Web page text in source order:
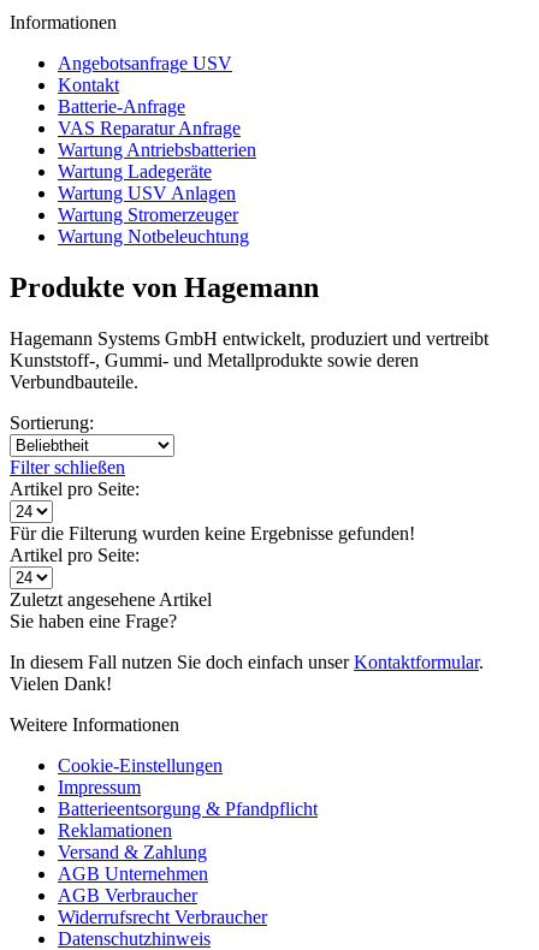
Informationen
Angebotsanfrage USV
Kontakt
Batterie-Anfrage
VAS Reparatur Anfrage
Wartung Antriebsbatterien
Wartung Ladegeräte
Wartung USV Anlagen
Wartung Stromerzeuger
Wartung Notbeleuchtung
Produkte von Hagemann
Hagemann Systems GmbH entwickelt, produziert und vertreibt
Kunststoff-, Gummi- und Metallprodukte sowie deren
Verbundbauteile.
Sortierung:
Filter schließen
Artikel pro Seite:
Für die Filterung wurden keine Ergebnisse gefunden!
Artikel pro Seite:
Zuletzt angesehene Artikel
Sie haben eine Frage?
In diesem Fall nutzen Sie doch einfach unserKontaktformular.
Vielen Dank!
Weitere Informationen
Cookie-Einstellungen
Impressum
Batterieentsorgung & Pfandpflicht
Reklamationen
Versand & Zahlung
AGB Unternehmen
AGB Verbraucher
Widerrufsrecht Verbraucher
Datenschutzhinweis